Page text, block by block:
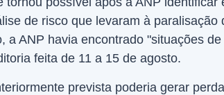
de risco que levaram à paralisação
a ANP havia encontrado "situações
feita de 11 a 15 de agosto.
prevista poderia gerar